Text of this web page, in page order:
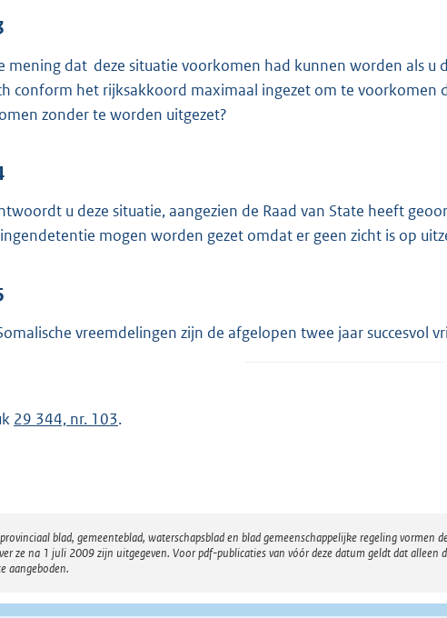
mening dat deze situatie voorkomen had kunnen worden als u
conform het rijksakkoord maximaal ingezet om te voorkomen
zonder te worden uitgezet?
u deze situatie, aangezien de Raad van State heeft
mogen worden gezet omdat er geen zicht is op
vreemdelingen zijn de afgelopen twee jaar succesvol
29 344, nr. 103.
blad, gemeenteblad, waterschapsblad en blad gemeenschappelijke regeling vormen
ze na 1 juli 2009 zijn uitgegeven. Voor pdf-publicaties van vóór deze datum geldt dat
aangeboden.